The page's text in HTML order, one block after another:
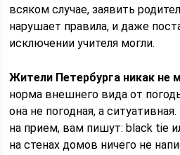
всяком случае, заявить
нарушает правила, и даже
исключении учителя могли.
Жители Петербурга никак не
норма внешнего вида от
она не погодная, а
на прием, вам пишут: black tie
на стенах домов ничего не